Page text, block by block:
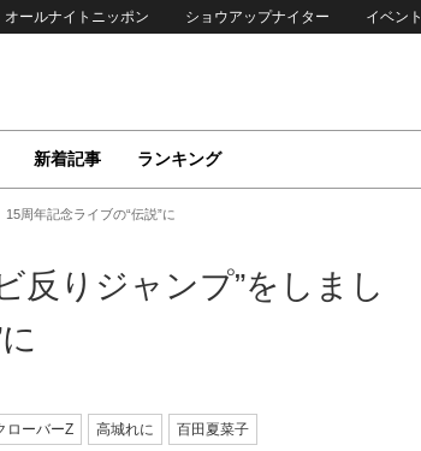
オールナイトニッポン ショウアップナイター イベント
新着記事 ランキング
周年記念ライブの“伝説”に
反りジャンプ”をしまし
ローバーZ 高城れに 百田夏菜子